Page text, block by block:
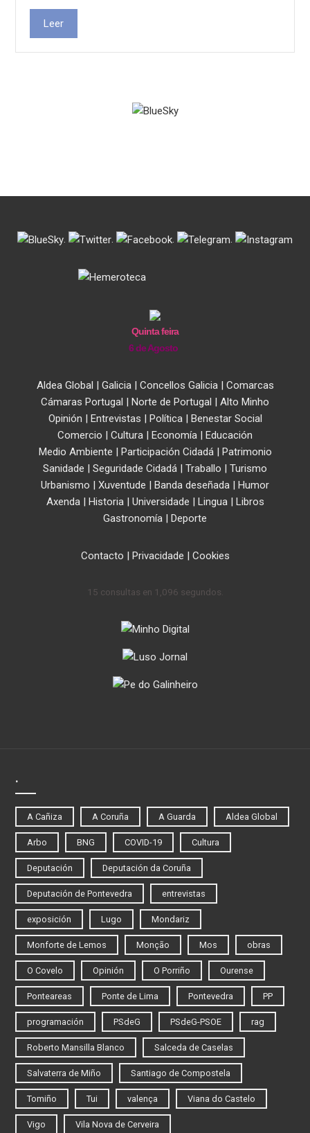
Leer
. . . .
Quinta feira
6 de Agosto
Aldea Global | Galicia| Concellos Galicia| Comarcas
Cámaras Portugal | Norte de Portugal | Alto Minho
Opinión | Entrevistas | Política| Benestar Social
Comercio | Cultura | Economía | Educación
Medio Ambiente | Participación Cidadá| Patrimonio
Sanidade | Seguridade Cidadá | Traballo | Turismo
Urbanismo | Xuventude | Banda deseñada | Humor
Axenda| Historia| Universidade | Lingua| Libros
Gastronomía | Deporte
Contacto | Privacidade | Cookies
15 consultas en 1,096 segundos.
.
A Cañiza A Coruña A Guarda Aldea Global
Arbo BNG COVID-19 Cultura
Deputación Deputación da Coruña
Deputación de Pontevedra entrevistas
exposición Lugo Mondariz
Monforte de Lemos Monção Mos obras
O Covelo Opinión O Porriño Ourense
Ponteareas Ponte de Lima Pontevedra PP
programación PSdeG PSdeG-PSOE rag
Roberto Mansilla Blanco Salceda de Caselas
Salvaterra de Miño Santiago de Compostela
Tomiño Tui valença Viana do Castelo
Vigo Vila Nova de Cerveira